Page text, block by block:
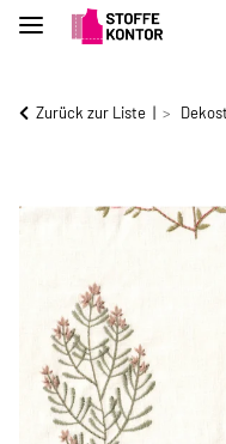
Zurück zur Liste